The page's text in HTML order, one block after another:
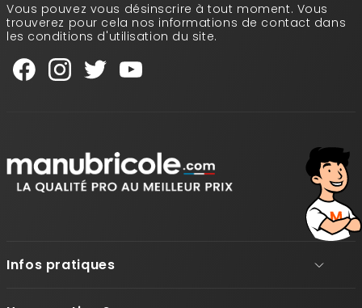
Vous pouvez vous désinscrire à tout moment. Vous
trouverez pour cela nos informations de contact dans
les conditions d'utilisation du site.
Infos pratiques